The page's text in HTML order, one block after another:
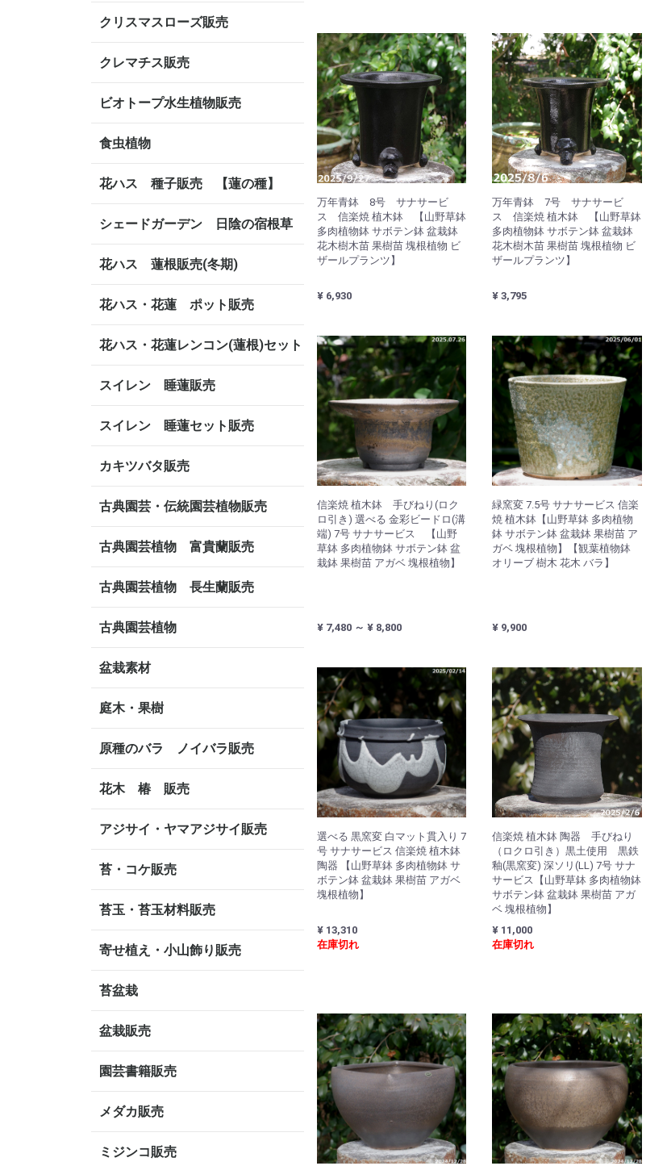
クリスマスローズ販売
クレマチス販売
ビオトープ水生植物販売
食虫植物
花ハス 種子販売 【蓮の種】
シェードガーデン 日陰の宿根草
花ハス 蓮根販売(冬期)
花ハス・花蓮 ポット販売
花ハス・花蓮レンコン(蓮根)セット
スイレン 睡蓮販売
スイレン 睡蓮セット販売
カキツバタ販売
古典園芸・伝統園芸植物販売
古典園芸植物 富貴蘭販売
古典園芸植物 長生蘭販売
古典園芸植物
盆栽素材
庭木・果樹
原種のバラ ノイバラ販売
花木 椿 販売
アジサイ・ヤマアジサイ販売
苔・コケ販売
苔玉・苔玉材料販売
寄せ植え・小山飾り販売
苔盆栽
盆栽販売
園芸書籍販売
メダカ販売
ミジンコ販売
万年青鉢 8号 サナサービ
ス 信楽焼 植木鉢 【山野草鉢
多肉植物鉢 サボテン鉢 盆栽鉢
花木樹木苗 果樹苗 塊根植物 ビ
ザールプランツ】
¥ 6,930
万年青鉢 7号 サナサービ
ス 信楽焼 植木鉢 【山野草鉢
多肉植物鉢 サボテン鉢 盆栽鉢
花木樹木苗 果樹苗 塊根植物 ビ
ザールプランツ】
¥ 3,795
信楽焼 植木鉢 手びねり(ロク
ロ引き) 選べる 金彩ビードロ(溝
端) 7号 サナサービス 【山野
草鉢 多肉植物鉢 サボテン鉢 盆
栽鉢 果樹苗 アガベ 塊根植物】
¥ 7,480 ～ ¥ 8,800
緑窯変 7.5号 サナサービス 信楽
焼 植木鉢【山野草鉢 多肉植物
鉢 サボテン鉢 盆栽鉢 果樹苗 ア
ガベ 塊根植物】【観葉植物鉢
オリーブ 樹木 花木 バラ】
¥ 9,900
選べる 黒窯変 白マット貫入り 7
号 サナサービス 信楽焼 植木鉢
陶器 【山野草鉢 多肉植物鉢 サ
ボテン鉢 盆栽鉢 果樹苗 アガベ
塊根植物】
¥ 13,310
在庫切れ
信楽焼 植木鉢 陶器 手びねり
（ロクロ引き）黒土使用 黒鉄
釉(黒窯変) 深ソリ(LL) 7号 サナ
サービス【山野草鉢 多肉植物鉢
サボテン鉢 盆栽鉢 果樹苗 アガ
ベ 塊根植物】
¥ 11,000
在庫切れ